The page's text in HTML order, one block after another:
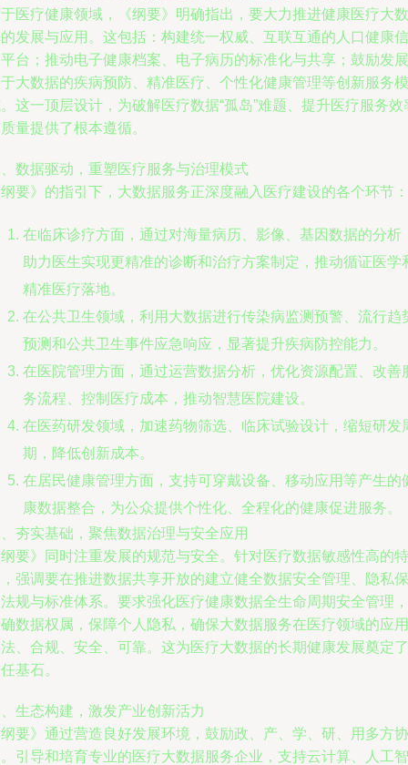
医疗健康领域，《纲要》明确指出，要大力推进健康医疗大数
发展与应用。这包括：构建统一权威、互联互通的人口健康信
台；推动电子健康档案、电子病历的标准化与共享；鼓励发展
大数据的疾病预防、精准医疗、个性化健康管理等创新服务模
这一顶层设计，为破解医疗数据“孤岛”难题、提升医疗服务效
量提供了根本遵循。
数据驱动，重塑医疗服务与治理模式
要》的指引下，大数据服务正深度融入医疗建设的各个环节：
在临床诊疗方面，通过对海量病历、影像、基因数据的分析
助力医生实现更精准的诊断和治疗方案制定，推动循证医学
精准医疗落地。
在公共卫生领域，利用大数据进行传染病监测预警、流行趋
预测和公共卫生事件应急响应，显著提升疾病防控能力。
在医院管理方面，通过运营数据分析，优化资源配置、改善
务流程、控制医疗成本，推动智慧医院建设。
在医药研发领域，加速药物筛选、临床试验设计，缩短研发
期，降低创新成本。
在居民健康管理方面，支持可穿戴设备、移动应用等产生的
康数据整合，为公众提供个性化、全程化的健康促进服务。
夯实基础，聚焦数据治理与安全应用
要》同时注重发展的规范与安全。针对医疗数据敏感性高的特
强调要在推进数据共享开放的建立健全数据安全管理、隐私保
规与标准体系。要求强化医疗健康数据全生命周期安全管理，
数据权属，保障个人隐私，确保大数据服务在医疗领域的应用
、合规、安全、可靠。这为医疗大数据的长期健康发展奠定了
基石。
生态构建，激发产业创新活力
要》通过营造良好发展环境，鼓励政、产、学、研、用多方协
引导和培育专业的医疗大数据服务企业，支持云计算、人工智